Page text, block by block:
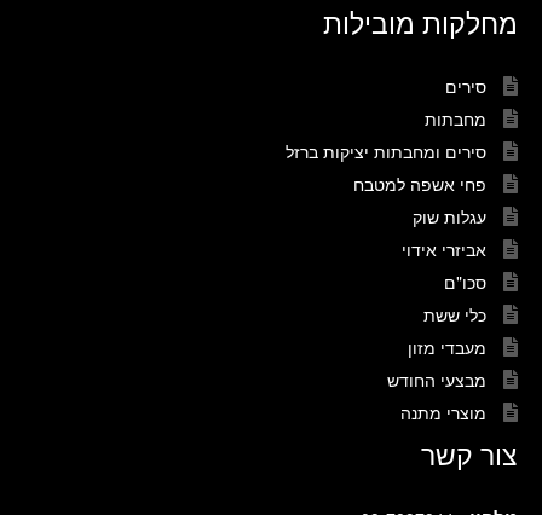
מחלקות מובילות
סירים
מחבתות
סירים ומחבתות יציקות ברזל
פחי אשפה למטבח
עגלות שוק
אביזרי אידוי
סכו"ם
כלי ששת
מעבדי מזון
מבצעי החודש
מוצרי מתנה
צור קשר